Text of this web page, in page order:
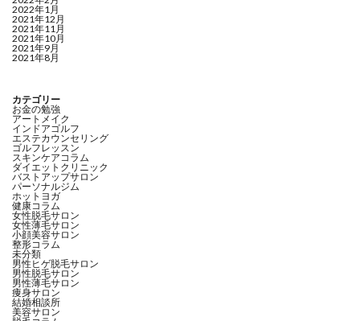
2022年1月
2021年12月
2021年11月
2021年10月
2021年9月
2021年8月
カテゴリー
お金の勉強
アートメイク
インドアゴルフ
エステカウンセリング
ゴルフレッスン
スキンケアコラム
ダイエットクリニック
バストアップサロン
パーソナルジム
ホットヨガ
健康コラム
女性脱毛サロン
女性薄毛サロン
小顔美容サロン
整形コラム
未分類
男性ヒゲ脱毛サロン
男性脱毛サロン
男性薄毛サロン
痩身サロン
結婚相談所
美容サロン